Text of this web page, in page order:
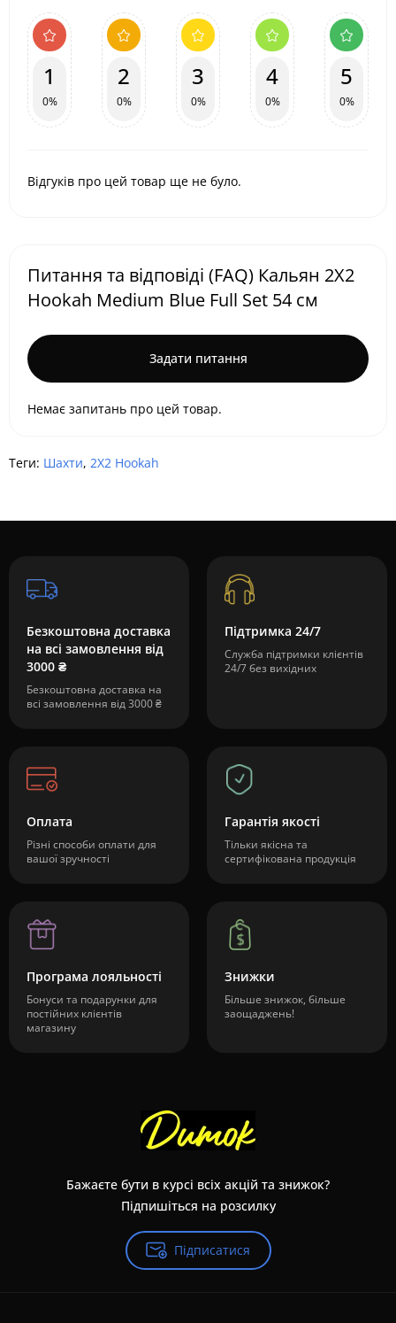
1
0%
2
0%
3
0%
4
0%
5
0%
Відгуків про цей товар ще не було.
Питання та відповіді (FAQ) Кальян 2X2
Hookah Medium Blue Full Set 54 см
Задати питання
Немає запитань про цей товар.
Теги: Шахти, 2X2 Hookah
Безкоштовна доставка
на всі замовлення від
3000 ₴
Безкоштовна доставка на
всі замовлення від 3000 ₴
Підтримка 24/7
Служба підтримки клієнтів
24/7 без вихідних
Оплата
Різні способи оплати для
вашої зручності
Гарантія якості
Тільки якісна та
сертифікована продукція
Програма лояльності
Бонуси та подарунки для
постійних клієнтів
магазину
Знижки
Більше знижок, більше
заощаджень!
Бажаєте бути в курсі всіх акцій та знижок?
Підпишіться на розсилку
Підписатися